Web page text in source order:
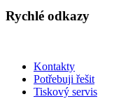
Rychlé odkazy
Kontakty
Potřebuji řešit
Tiskový servis